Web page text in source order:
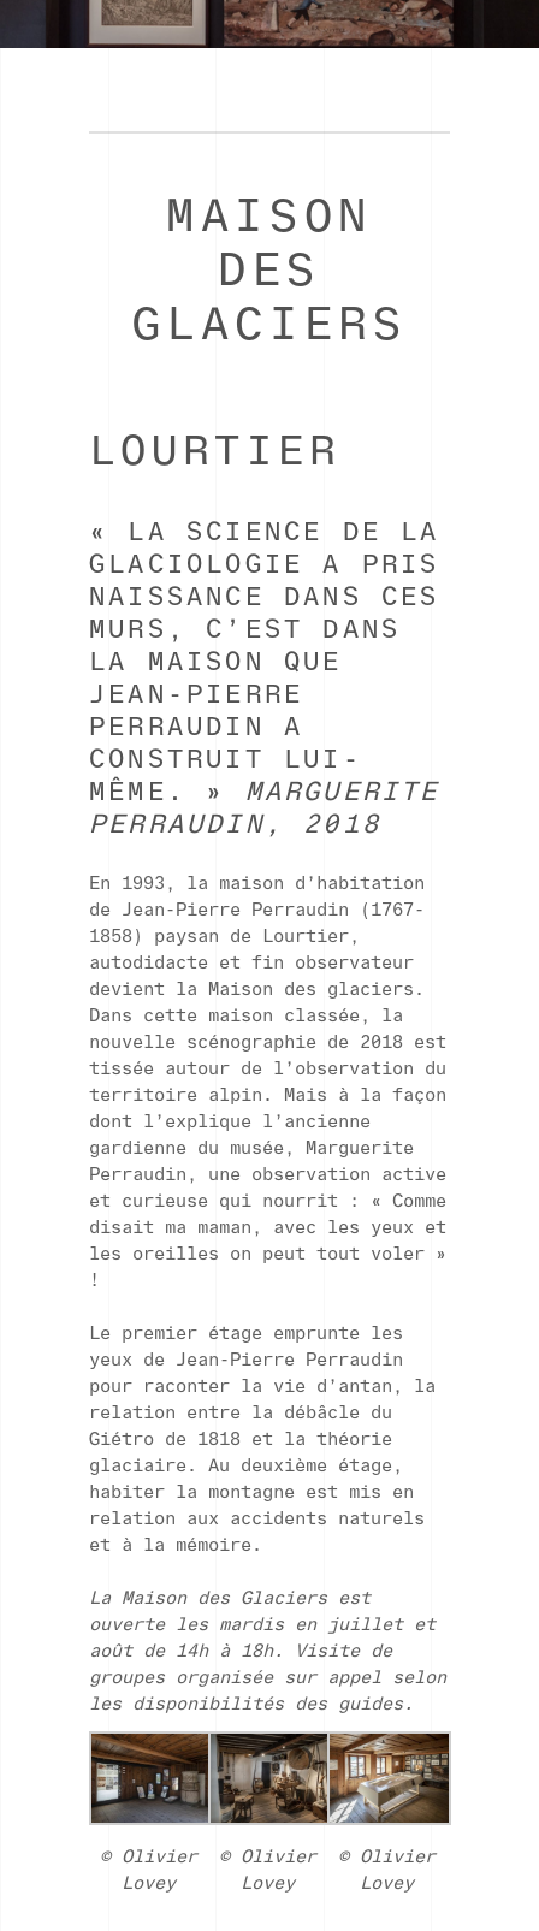
MAISON
DES
GLACIERS
LOURTIER
« LA SCIENCE DE LA
GLACIOLOGIE A PRIS
NAISSANCE DANS CES
MURS, C’EST DANS
LA MAISON QUE
JEAN-PIERRE
PERRAUDIN A
CONSTRUIT LUI-
MÊME. » MARGUERITE
PERRAUDIN, 2018
En 1993, la maison d’habitation
de Jean-Pierre Perraudin (1767-
1858) paysan de Lourtier,
autodidacte et fin observateur
devient la Maison des glaciers.
Dans cette maison classée, la
nouvelle scénographie de 2018 est
tissée autour de l’observation du
territoire alpin. Mais à la façon
dont l’explique l’ancienne
gardienne du musée, Marguerite
Perraudin, une observation active
et curieuse qui nourrit : « Comme
disait ma maman, avec les yeux et
les oreilles on peut tout voler »
!
Le premier étage emprunte les
yeux de Jean-Pierre Perraudin
pour raconter la vie d’antan, la
relation entre la débâcle du
Giétro de 1818 et la théorie
glaciaire. Au deuxième étage,
habiter la montagne est mis en
relation aux accidents naturels
et à la mémoire.
La Maison des Glaciers est
ouverte les mardis en juillet et
août de 14h à 18h.
Visite de
groupes organisée sur appel selon
les disponibilités des guides.
© Olivier
Lovey
© Olivier
Lovey
© Olivier
Lovey